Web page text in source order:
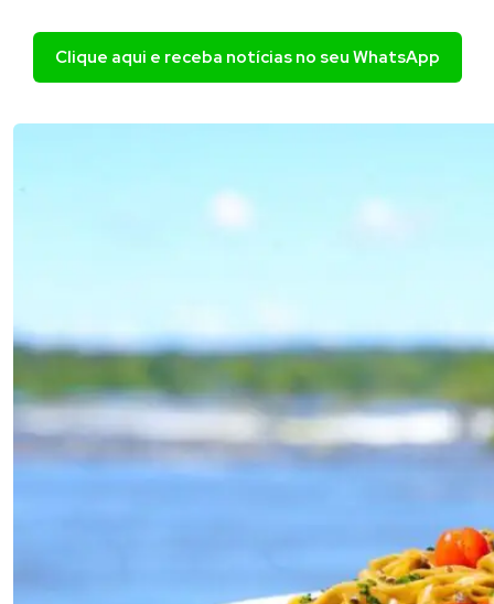
Clique aqui e receba notícias no seu WhatsApp